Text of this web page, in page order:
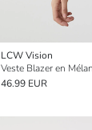
LCW Vision
Veste Blazer en
46.99 EUR